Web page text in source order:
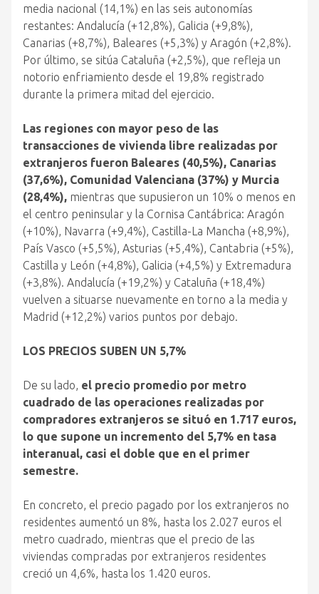
media nacional (14,1%) en las seis autonomías
restantes: Andalucía (+12,8%), Galicia (+9,8%),
Canarias (+8,7%), Baleares (+5,3%) y Aragón (+2,8%).
Por último, se sitúa Cataluña (+2,5%), que refleja un
notorio enfriamiento desde el 19,8% registrado
durante la primera mitad del ejercicio.
Las regiones con mayor peso de las
transacciones de vivienda libre realizadas por
extranjeros fueron Baleares (40,5%), Canarias
(37,6%), Comunidad Valenciana (37%) y Murcia
(28,4%), mientras que supusieron un 10% o menos en
el centro peninsular y la Cornisa Cantábrica: Aragón
(+10%), Navarra (+9,4%), Castilla-La Mancha (+8,9%),
País Vasco (+5,5%), Asturias (+5,4%), Cantabria (+5%),
Castilla y León (+4,8%), Galicia (+4,5%) y Extremadura
(+3,8%). Andalucía (+19,2%) y Cataluña (+18,4%)
vuelven a situarse nuevamente en torno a la media y
Madrid (+12,2%) varios puntos por debajo.
LOS PRECIOS SUBEN UN 5,7%
De su lado, el precio promedio por metro
cuadrado de las operaciones realizadas por
compradores extranjeros se situó en 1.717 euros,
lo que supone un incremento del 5,7% en tasa
interanual, casi el doble que en el primer
semestre.
En concreto, el precio pagado por los extranjeros no
residentes aumentó un 8%, hasta los 2.027 euros el
metro cuadrado, mientras que el precio de las
viviendas compradas por extranjeros residentes
creció un 4,6%, hasta los 1.420 euros.